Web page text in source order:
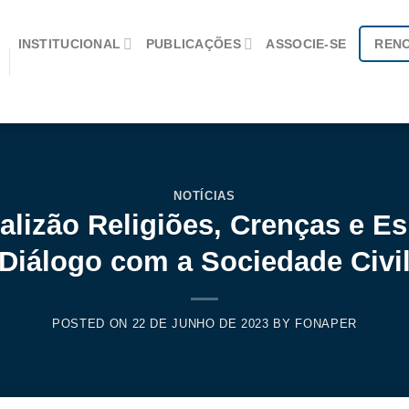
INSTITUCIONAL PUBLICAÇÕES ASSOCIE-SE
NOTÍCIAS
Religiões, Crenças e
Diálogo com a Sociedade Civil
POSTED ON 22 DE JUNHO DE 2023 BY FONAPER